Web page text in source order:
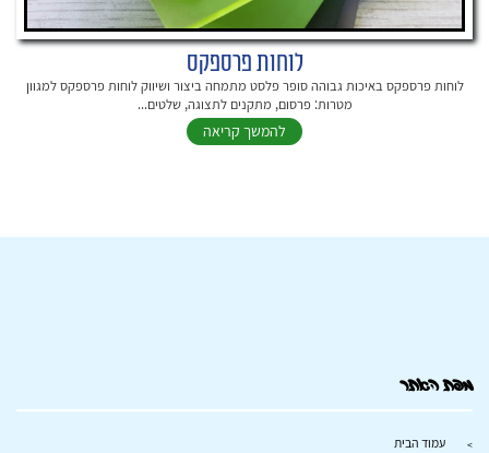
לוחות פרספקס
לוחות פרספקס באיכות גבוהה סופר פלסט מתמחה ביצור ושיווק לוחות פרספקס למגוון
מטרות: פרסום, מתקנים לתצוגה, שלטים...
להמשך קריאה
מפת האתר
עמוד הבית